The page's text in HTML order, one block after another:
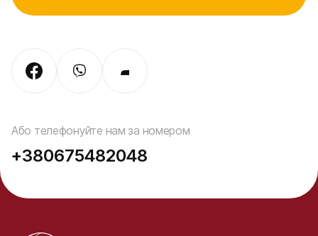
Або телефонуйте нам за номером
+380675482048